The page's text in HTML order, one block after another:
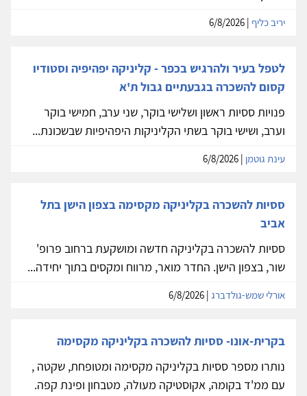
יריב כליף
לטפל בעיר ולהרגיש בכפר - קליניקה יפהיפיה וסטודיו
קסום להשכרה בגבעתיים גבול ת'א
פנויות ססיות ראשון ושלישי בוקר, שני ערב, חמישי בוקר
וערב, ושישי בוקר בשתי הקליניקות היפהיפיות שבשכונת...
עינת גוטמן
ססיות להשכרה בקליניקה מקסימה בצפון הישן בתל
אביב
ססיות להשכרה בקליניקה חדשה ומושקעת ברחוב פרופ'
שור, בצפון הישן. החדר מואר, מרווח ומקסים בתוך יחידה...
אורלי שמש-גולדברג
בקרית-אונו- ססיות להשכרה בקליניקה מקסימה
נותרו מספר ססיות בקליניקה מקסימה ומטופחת, שקטה ,
עם ממ'ד בקומה, אקוסטיקה מעולה, מטבחון ופינת קפה.